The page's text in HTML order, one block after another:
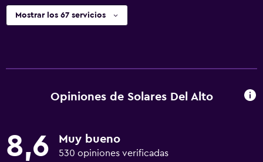
Mostrar los 67 servicios
Opiniones de Solares Del Alto
8,6 Muy bueno
530 opiniones verificadas